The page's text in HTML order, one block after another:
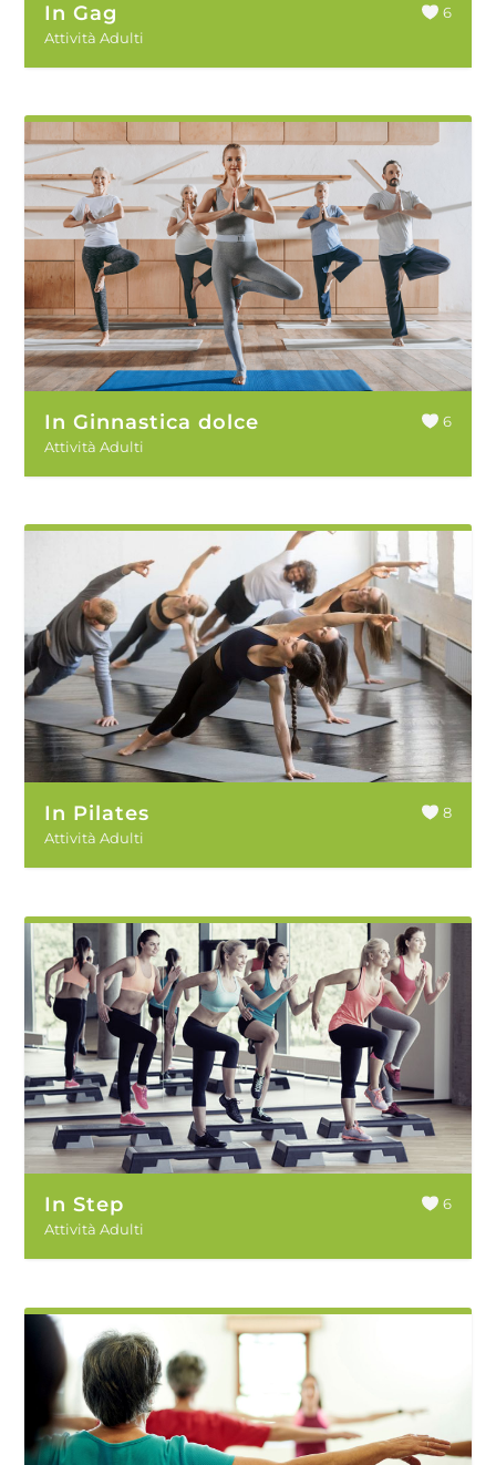
In Gag
Attività Adulti
6
In Ginnastica dolce
Attività Adulti
6
In Pilates
Attività Adulti
8
In Step
Attività Adulti
6